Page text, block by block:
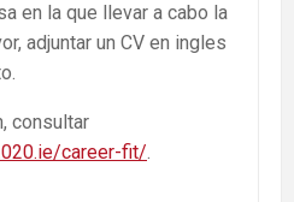
en la que llevar a cabo la
adjuntar un CV en ingles
consultar
career-fit/.